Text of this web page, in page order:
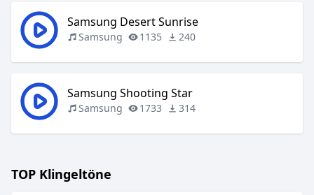
Samsung Desert Sunrise
Samsung 1135 240
Samsung Shooting Star
Samsung 1733 314
TOP Klingeltöne